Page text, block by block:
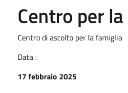
Centro per
Centro di ascolto per la famiglia
Data :
17 febbraio 2025